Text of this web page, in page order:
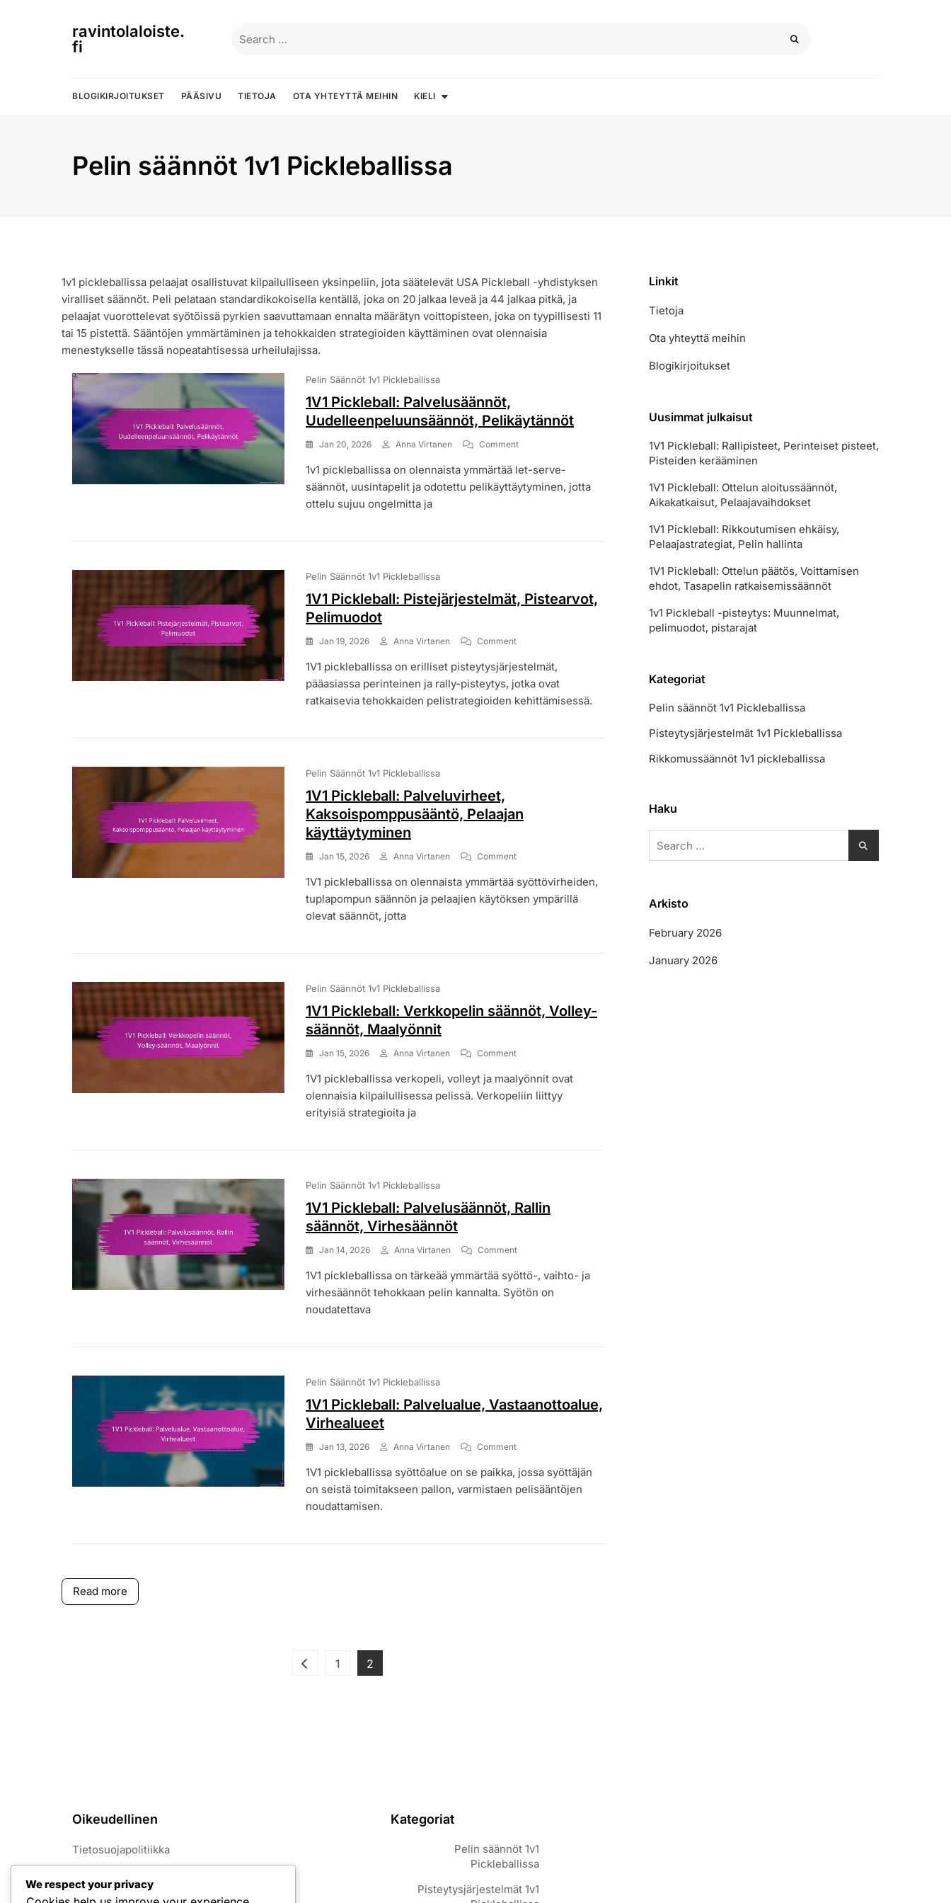
ravintolaloiste.
fi
for:
BLOGIKIRJOITUKSET PÄÄSIVU TIETOJA OTA YHTEYTTÄ MEIHIN KIELI
Pelin säännöt 1v1 Pickleballissa
1v1 pickleballissa pelaajat osallistuvat kilpailulliseen yksinpeliin, jota säätelevät USA Pickleball -yhdistyksen
viralliset säännöt. Peli pelataan standardikokoisella kentällä, joka on 20 jalkaa leveä ja 44 jalkaa pitkä, ja
pelaajat vuorottelevat syötöissä pyrkien saavuttamaan ennalta määrätyn voittopisteen, joka on tyypillisesti 11
tai 15 pistettä. Sääntöjen ymmärtäminen ja tehokkaiden strategioiden käyttäminen ovat olennaisia
menestykselle tässä nopeatahtisessa urheilulajissa.
Pelin Säännöt 1v1 Pickleballissa
1V1 Pickleball: Palvelusäännöt,
Uudelleenpeluunsäännöt, Pelikäytännöt
Jan 20, 2026 Anna Virtanen CommentOn
Pickleball:
Palvelusäännöt,
1v1 pickleballissa on olennaista ymmärtää let-serve-
säännöt, uusintapelit ja odotettu pelikäyttäytyminen, jotta
ottelu sujuu ongelmitta ja
Pelin Säännöt 1v1 Pickleballissa
1V1 Pickleball: Pistejärjestelmät, Pistearvot,
Pelimuodot
Jan 19, 2026 Anna Virtanen CommentOn
Pickleball:
Pistejärjestelmät,
Pistearvot,
Pelimuodot
1V1 pickleballissa on erilliset pisteytysjärjestelmät,
pääasiassa perinteinen ja rally-pisteytys, jotka ovat
ratkaisevia tehokkaiden pelistrategioiden kehittämisessä.
Pelin Säännöt 1v1 Pickleballissa
1V1 Pickleball: Palveluvirheet,
Kaksoispomppusääntö, Pelaajan
käyttäytyminen
Jan 15, 2026 Anna Virtanen CommentOn
Pickleball:
Palveluvirheet,
1V1 pickleballissa on olennaista ymmärtää syöttövirheiden,
tuplapompun säännön ja pelaajien käytöksen ympärillä
olevat säännöt, jotta
Pelin Säännöt 1v1 Pickleballissa
1V1 Pickleball: Verkkopelin säännöt, Volley-
säännöt, Maalyönnit
Jan 15, 2026 Anna Virtanen CommentOn
Pickleball:
Verkkopelin
1V1 pickleballissa verkopeli, volleyt ja maalyönnit ovat
olennaisia kilpailullisessa pelissä. Verkopeliin liittyy
erityisiä strategioita ja
Pelin Säännöt 1v1 Pickleballissa
1V1 Pickleball: Palvelusäännöt, Rallin
säännöt, Virhesäännöt
Jan 14, 2026 Anna Virtanen CommentOn
Pickleball:
Palvelusäännöt,
1V1 pickleballissa on tärkeää ymmärtää syöttö-, vaihto- ja
virhesäännöt tehokkaan pelin kannalta. Syötön on
noudatettava
Pelin Säännöt 1v1 Pickleballissa
1V1 Pickleball: Palvelualue, Vastaanottoalue,
Virhealueet
Jan 13, 2026 Anna Virtanen CommentOn
Pickleball:
Palvelualue,
1V1 pickleballissa syöttöalue on se paikka, jossa syöttäjän
on seistä toimitakseen pallon, varmistaen pelisääntöjen
noudattamisen.
Read more
Posts
Page
1 Page
2
Linkit
Tietoja
Ota yhteyttä meihin
Blogikirjoitukset
Uusimmat julkaisut
1V1 Pickleball: Rallipisteet, Perinteiset pisteet,
Pisteiden kerääminen
1V1 Pickleball: Ottelun aloitussäännöt,
Aikakatkaisut, Pelaajavaihdokset
1V1 Pickleball: Rikkoutumisen ehkäisy,
Pelaajastrategiat, Pelin hallinta
1V1 Pickleball: Ottelun päätös, Voittamisen
ehdot, Tasapelin ratkaisemissäännöt
1v1 Pickleball -pisteytys: Muunnelmat,
pelimuodot, pistarajat
Kategoriat
Pelin säännöt 1v1 Pickleballissa
Pisteytysjärjestelmät 1v1 Pickleballissa
Rikkomussäännöt 1v1 pickleballissa
Haku
for:
Arkisto
February 2026
January 2026
Oikeudellinen
Tietosuojapolitiikka
Käyttöehdot
Kategoriat
Pelin säännöt 1v1
Pickleballissa
Pisteytysjärjestelmät 1v1
We respect your privacy